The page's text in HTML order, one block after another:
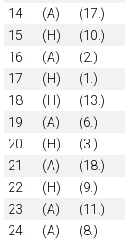
14.
(A) (17.)
15.
(H) (10.)
16.
(A) (2.)
17.
(H) (1.)
18.
(H) (13.)
19.
(A) (6.)
20.
(H) (3.)
21.
(A) (18.)
22.
(H) (9.)
23.
(A) (11.)
24.
(A) (8.)